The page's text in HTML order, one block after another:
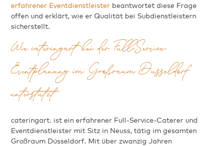
erfahrener Eventdienstleister beantwortet diese Frage
offen und erklärt, wie er Qualität bei Subdienstleistern
sicherstellt.
Wie cateringart. bei der Full-Service-
Eventplanung im Großraum Düsseldorf
unterstützt
cateringart. ist ein erfahrener Full-Service-Caterer und
Eventdienstleister mit Sitz in Neuss, tätig im gesamten
Großraum Düsseldorf. Mit über zwanzig Jahren